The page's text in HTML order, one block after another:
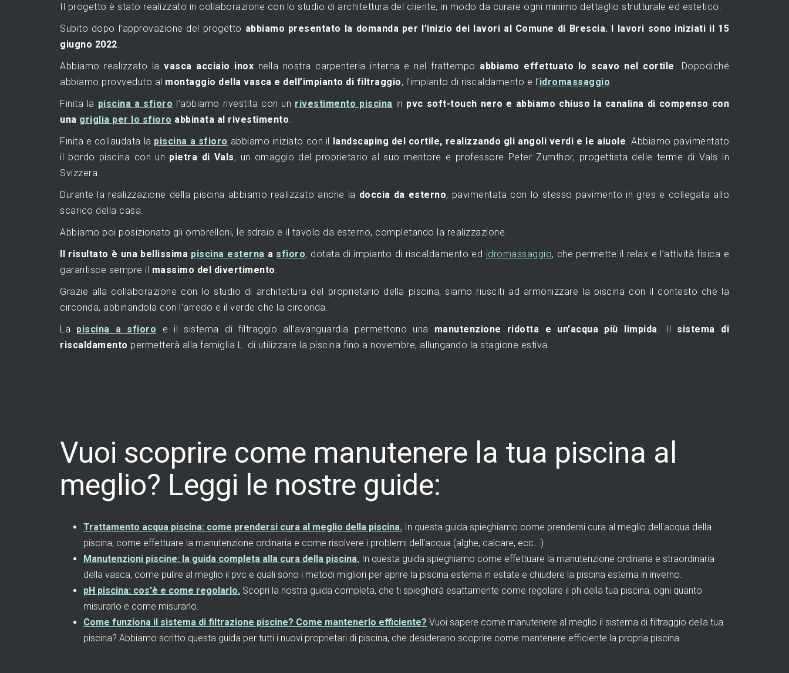
Il progetto è stato realizzato in collaborazione con lo studio di architettura del cliente, in modo da curare ogni minimo dettaglio strutturale ed estetico.
Subito dopo l’approvazione del progetto abbiamo presentato la domanda per l’inizio dei lavori al Comune di Brescia. I lavori sono iniziati il 15
giugno 2022
Abbiamo realizzato la vasca acciaio inox nella nostra carpenteria interna e nel frattempo abbiamo effettuato lo scavo nel cortile . Dopodiché
abbiamo provveduto al montaggio della vasca e dell’impianto di filtraggio, l’impianto di riscaldamento e l’idromassaggio
Finita la piscina a sfioro l’abbiamo rivestita con un rivestimento piscina in pvc soft-touch nero e abbiamo chiuso la canalina di compenso con
una griglia per lo sfioro abbinata al rivestimento
Finita e collaudata la piscina a sfioro abbiamo iniziato con il landscaping del cortile, realizzando gli angoli verdi e le aiuole . Abbiamo pavimentato
il bordo piscina con un pietra di Vals, un omaggio del proprietario al suo mentore e professore Peter Zumthor, progettista delle terme di Vals in
Svizzera.
Durante la realizzazione della piscina abbiamo realizzato anche la doccia da esterno, pavimentata con lo stesso pavimento in gres e collegata allo
scarico della casa.
Abbiamo poi posizionato gli ombrelloni, le sdraio e il tavolo da esterno, completando la realizzazione.
Il risultato è una bellissima piscina esterna a sfioro, dotata di impianto di riscaldamento ed idromassaggio, che permette il relax e l’attività fisica e
garantisce sempre il massimo del divertimento
Grazie alla collaborazione con lo studio di architettura del proprietario della piscina, siamo riusciti ad armonizzare la piscina con il contesto che la
circonda, abbinandola con l'arredo e il verde che la circonda.
La piscina a sfioro e il sistema di filtraggio all’avanguardia permettono una manutenzione ridotta e un’acqua più limpida . Il sistema di
riscaldamento permetterà alla famiglia L. di utilizzare la piscina fino a novembre, allungando la stagione estiva.
Vuoi scoprire come manutenere la tua piscina al
meglio? Leggi le nostre guide:
Trattamento acqua piscina: come prendersi cura al meglio della piscina. In questa guida spieghiamo come prendersi cura al meglio dell'acqua della
piscina, come effettuare la manutenzione ordinaria e come risolvere i problemi dell'acqua (alghe, calcare, ecc...)
Manutenzioni piscine: la guida completa alla cura della piscina. In questa guida spieghiamo come effettuare la manutenzione ordinaria e straordinaria
della vasca, come pulire al meglio il pvc e quali sono i metodi migliori per aprire la piscina esterna in estate e chiudere la piscina esterna in inverno.
pH piscina: cos'è e come regolarlo. Scopri la nostra guida completa, che ti spiegherà esattamente come regolare il ph della tua piscina, ogni quanto
misurarlo e come misurarlo.
Come funziona il sistema di filtrazione piscine? Come mantenerlo efficiente? Vuoi sapere come manutenere al meglio il sistema di filtraggio della tua
piscina? Abbiamo scritto questa guida per tutti i nuovi proprietari di piscina, che desiderano scoprire come mantenere efficiente la propria piscina.